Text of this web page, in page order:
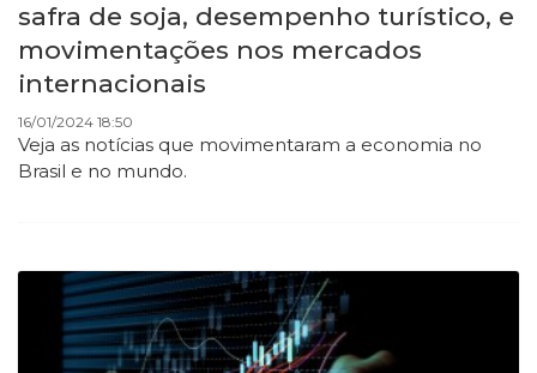
safra de soja, desempenho turístico, e
movimentações nos mercados
internacionais
16/01/2024 18:50
Veja as notícias que movimentaram a economia no
Brasil e no mundo.